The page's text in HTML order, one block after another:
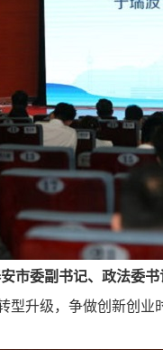
市委副书记、政法委
升级，争做创新创